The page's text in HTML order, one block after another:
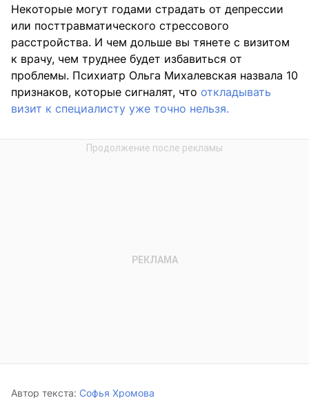
Некоторые могут годами страдать от депрессии
или посттравматического стрессового
расстройства. И чем дольше вы тянете с визитом
к врачу, чем труднее будет избавиться от
проблемы. Психиатр Ольга Михалевская назвала 10
признаков, которые сигналят, что откладывать
визит к специалисту уже точно нельзя.
Автор текста: Софья Хромова